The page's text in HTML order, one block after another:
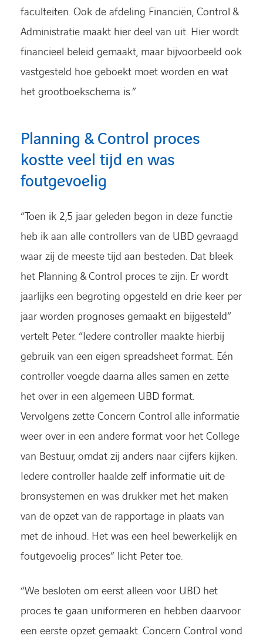
faculteiten. Ook de afdeling Financiën, Control &
Administratie maakt hier deel van uit. Hier wordt
financieel beleid gemaakt, maar bijvoorbeeld ook
vastgesteld hoe geboekt moet worden en wat
het grootboekschema is.”
Planning & Control proces
kostte veel tijd en was
foutgevoelig
“Toen ik 2,5 jaar geleden begon in deze functie
heb ik aan alle controllers van de UBD gevraagd
waar zij de meeste tijd aan besteden. Dat bleek
het Planning & Control proces te zijn. Er wordt
jaarlijks een begroting opgesteld en drie keer per
jaar worden prognoses gemaakt en bijgesteld”
vertelt Peter. “Iedere controller maakte hierbij
gebruik van een eigen spreadsheet format. Eén
controller voegde daarna alles samen en zette
het over in een algemeen UBD format.
Vervolgens zette Concern Control alle informatie
weer over in een andere format voor het College
van Bestuur, omdat zij anders naar cijfers kijken.
Iedere controller haalde zelf informatie uit de
bronsystemen en was drukker met het maken
van de opzet van de rapportage in plaats van
met de inhoud. Het was een heel bewerkelijk en
foutgevoelig proces” licht Peter toe.
“We besloten om eerst alleen voor UBD het
proces te gaan uniformeren en hebben daarvoor
een eerste opzet gemaakt. Concern Control vond